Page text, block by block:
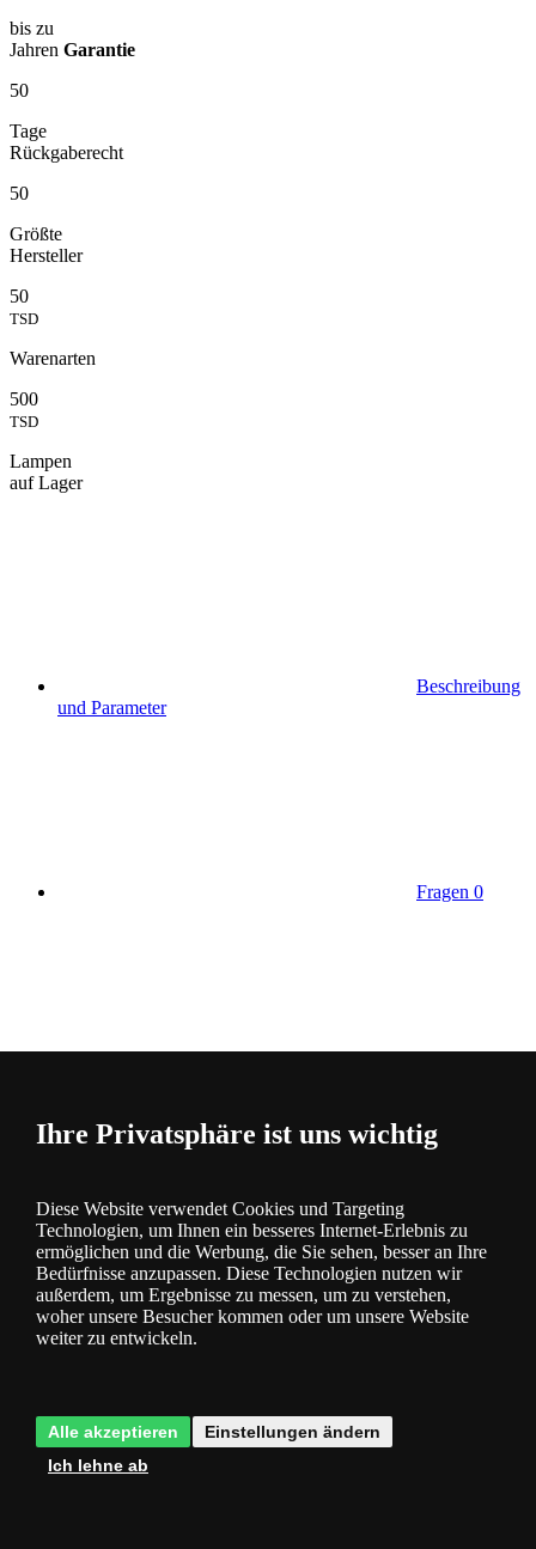
bis zu
Jahren Garantie
50
Tage
Rückgaberecht
50
Größte
Hersteller
50
TSD
Warenarten
500
TSD
Lampen
auf Lager
Beschreibung
und Parameter
Fragen 0
Kategorie
Produktbeschreibung
garantiert einen unverwechselbaren Stil.
Ihre Privatsphäre ist uns wichtig
Diese Website verwendet Cookies und Targeting
Technologien, um Ihnen ein besseres Internet-Erlebnis zu
ermöglichen und die Werbung, die Sie sehen, besser an Ihre
Bedürfnisse anzupassen. Diese Technologien nutzen wir
außerdem, um Ergebnisse zu messen, um zu verstehen,
woher unsere Besucher kommen oder um unsere Website
weiter zu entwickeln.
Alle akzeptieren
Einstellungen ändern
Ich lehne ab